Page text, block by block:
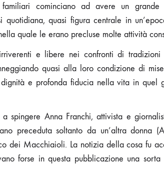
cominciano ad avere un
quotidiana, quasi figura centrale in
quale le erano precluse molte attività
e libere nei confronti di
quasi alla loro condizione di
e profonda fiducia nella vita in quel
spingere Anna Franchi, attivista e
preceduta soltanto da un’altra donna
dei Macchiaioli. La notizia della cosa fu
forse in questa pubblicazione una